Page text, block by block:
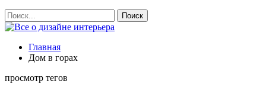
Главная
Дом в горах
просмотр тегов